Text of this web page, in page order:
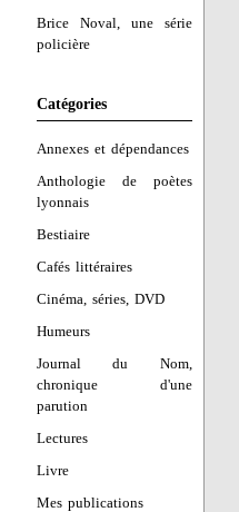
Brice Noval, une série
policière
Catégories
Annexes et dépendances
Anthologie de poètes
lyonnais
Bestiaire
Cafés littéraires
Cinéma, séries, DVD
Humeurs
Journal du Nom,
chronique d'une
parution
Lectures
Livre
Mes publications